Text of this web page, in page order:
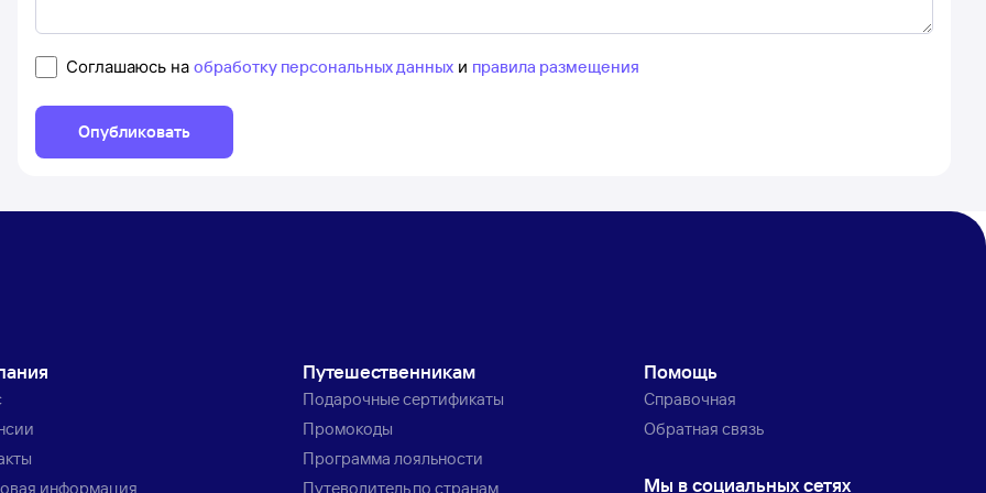
Соглашаюсь на обработку персональных данных и правила размещения
Опубликовать
информация
Путешественникам
Подарочные сертификаты
Промокоды
Программа лояльности
Путеводитель по странам
Помощь
Справочная
Обратная связь
Мы в социальных сетях